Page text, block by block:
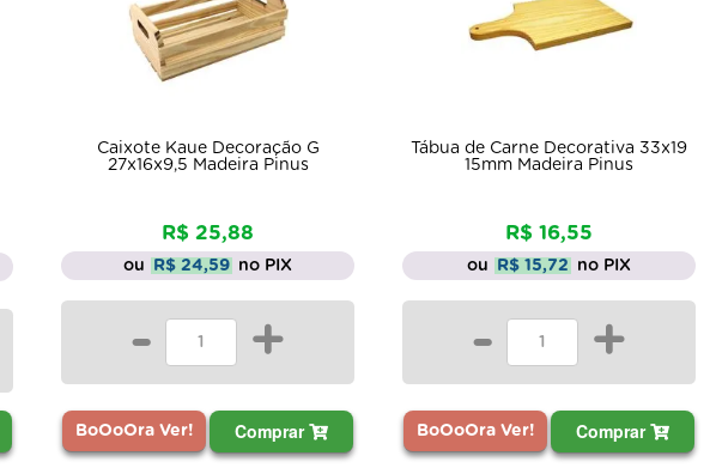
Caixote Kaue Decoração G
27x16x9,5 Madeira Pinus
R$ 25,88
ou R$ 24,59 no PIX
- +
BoOoOra Ver! Comprar
Tábua de Carne Decorativa 33x19
15mm Madeira Pinus
R$ 16,55
ou R$ 15,72 no PIX
- +
BoOoOra Ver! Comprar